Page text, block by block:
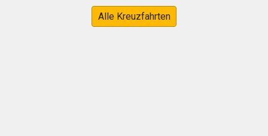
Alle Kreuzfahrten